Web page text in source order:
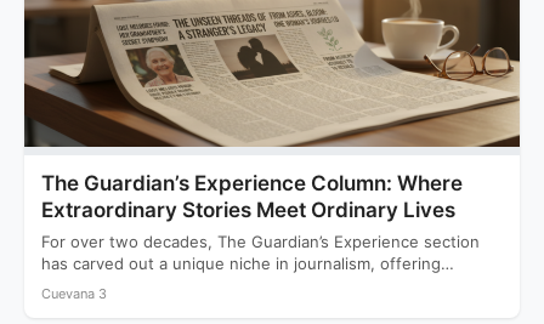
The Guardian’s Experience Column: Where
Extraordinary Stories Meet Ordinary Lives
For over two decades, The Guardian’s Experience section
has carved out a unique niche in journalism, offering
readers…
Cuevana 3